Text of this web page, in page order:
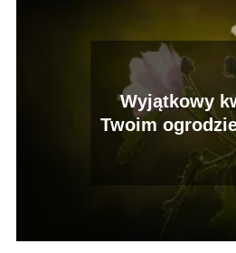
Wyjątkowy
Twoim
kwitnie